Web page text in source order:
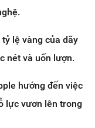
lệ vàng của dãy
nét và uốn lượn.
hướng đến việc
lực vươn lên trong